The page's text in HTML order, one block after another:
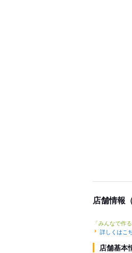
店舗情報
「みんなで作
詳しくはこ
店舗基本